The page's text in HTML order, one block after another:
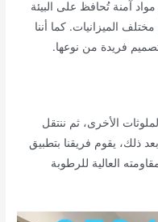
آمنة تُحافظ على البيئة
الميزانيات. كما أننا
فريدة من نوعها.
الأخرى، ثم ننتقل
ذلك، يقوم فريقنا بتطبيق
العالية للرطوبة